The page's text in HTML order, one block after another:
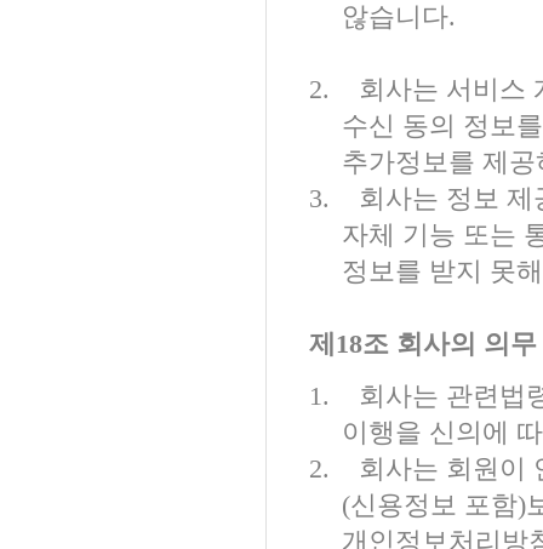
않습니다.
2.
회사는 서비스
수신 동의 정보
추가정보를 제
3.
회사는 정보
자체 기능 또는
정보를 받지 못
제 18조 회사의 의무
1.
회사는 관련법
이행을 신의에
2.
회사는 회원이
(신용정보 포함)
개인정보처리방